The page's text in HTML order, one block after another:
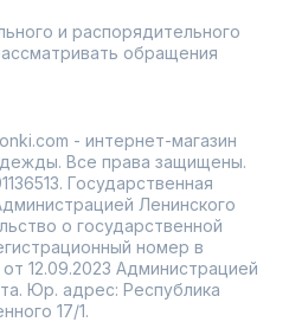
и распорядительного
обращения
- интернет-магазин
Все права защищены.
Государственная
Ленинского
о государственной
номер в
12.09.2023 Администрацией
Юр. адрес: Республика
17/1.